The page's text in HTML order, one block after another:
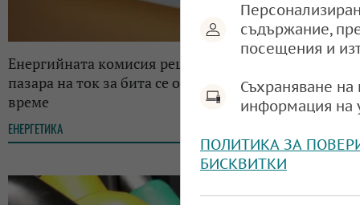
Енергийната комисия реши: Либерализацията на
пазара на ток за бита се отлага за неопределено
време
ЕНЕРГЕТИКА
съдържание,
посещения и
Съхраняване
информация на
ПОЛИТИКА ЗА
БИСКВИТКИ